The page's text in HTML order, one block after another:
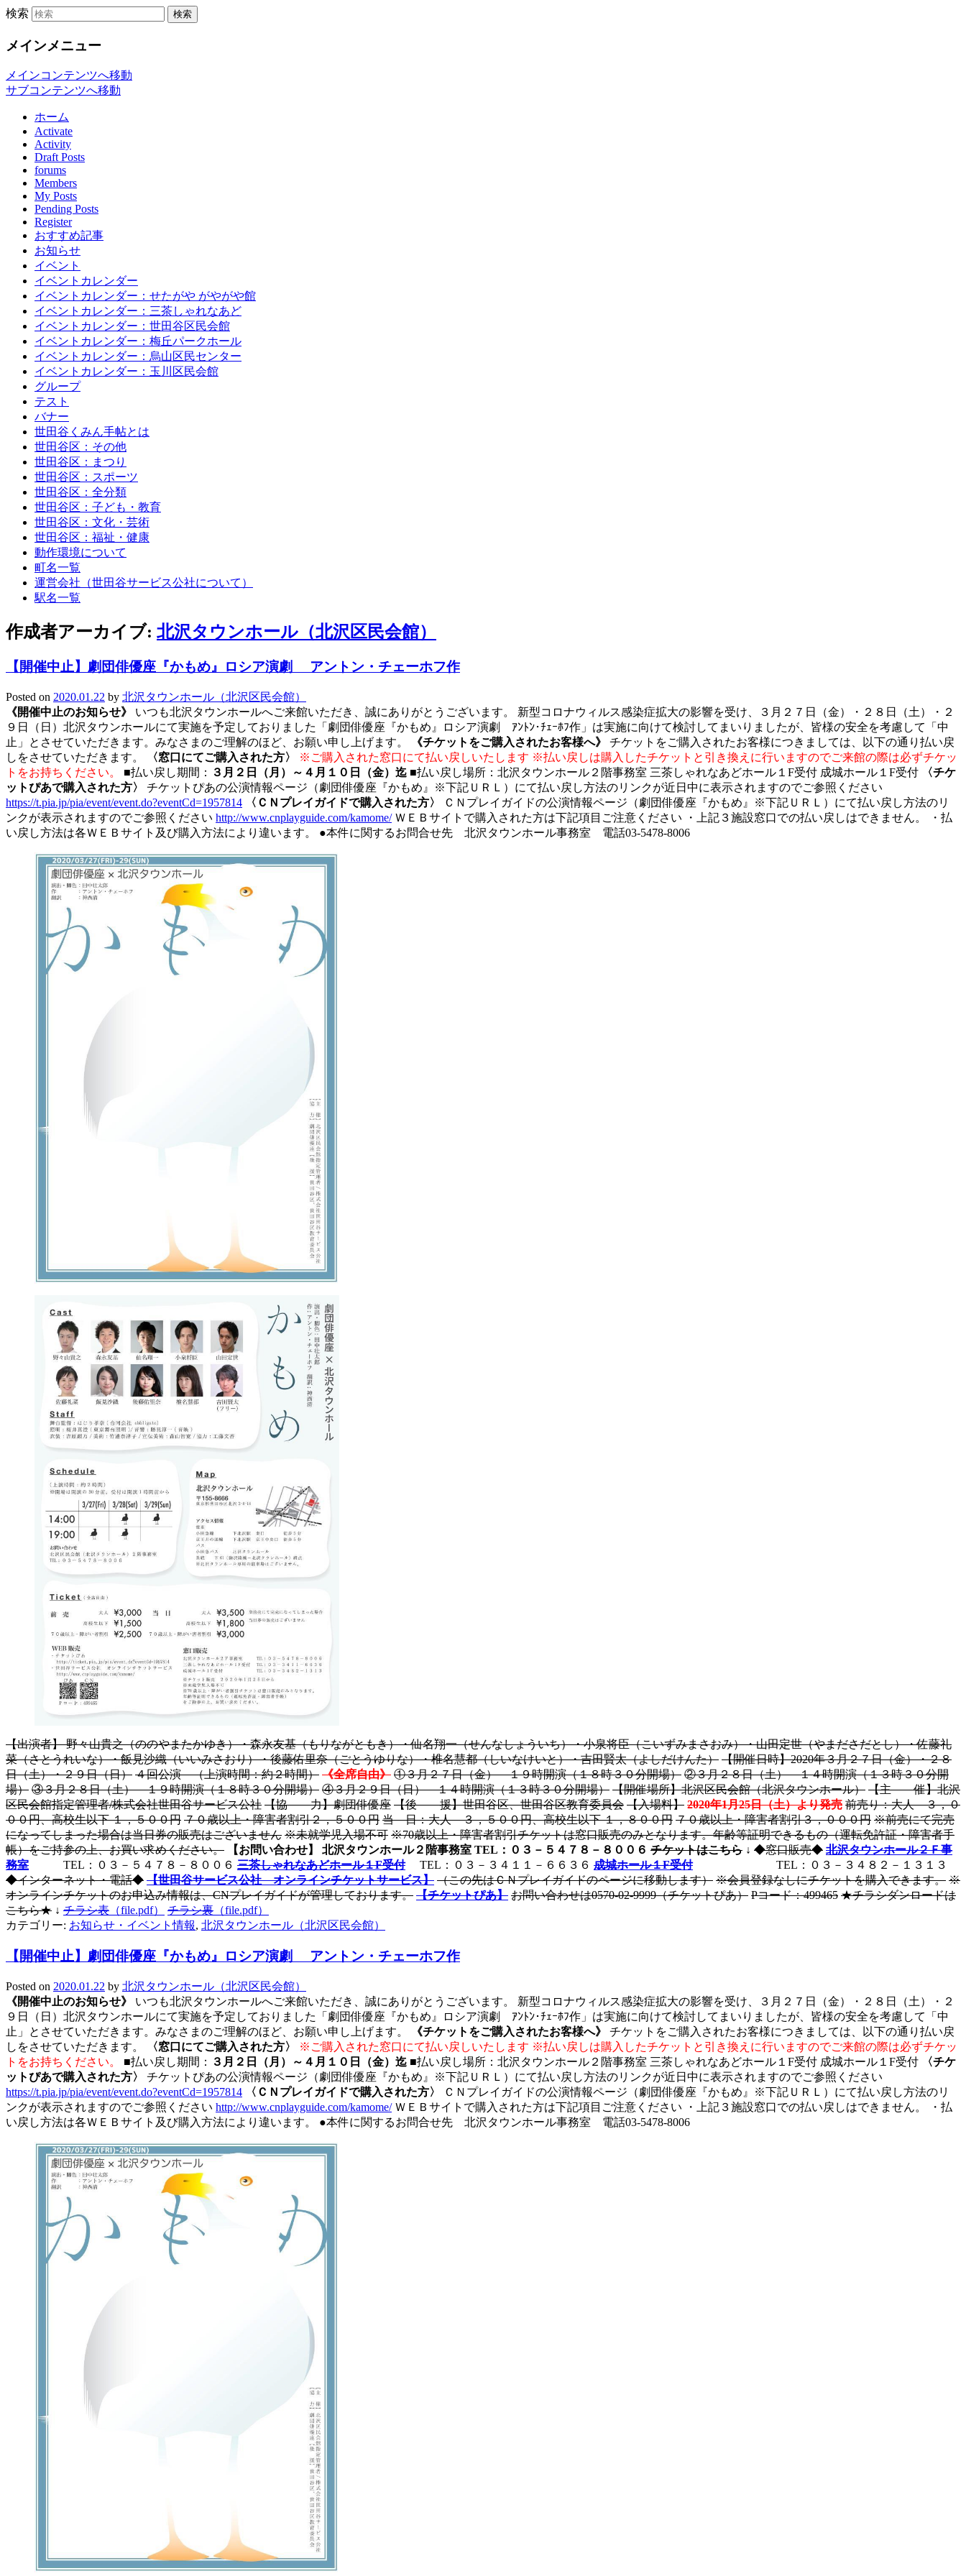
世田谷くみん手帖
ウェブサイトです。
検索
メインメニュー
メインコンテンツへ移動
サブコンテンツへ移動
ホーム
Activate
Activity
Draft Posts
forums
Members
My Posts
Pending Posts
Register
おすすめ記事
お知らせ
イベント
イベントカレンダー
イベントカレンダー：せたがや がやがや館
イベントカレンダー：三茶しゃれなあど
イベントカレンダー：世田谷区民会館
イベントカレンダー：梅丘パークホール
イベントカレンダー：烏山区民センター
イベントカレンダー：玉川区民会館
グループ
テスト
バナー
世田谷くみん手帖とは
世田谷区：その他
世田谷区：まつり
世田谷区：スポーツ
世田谷区：全分類
世田谷区：子ども・教育
世田谷区：文化・芸術
世田谷区：福祉・健康
動作環境について
町名一覧
運営会社（世田谷サービス公社について）
駅名一覧
作成者アーカイブ: 北沢タウンホール（北沢区民会館）
【開催中止】劇団俳優座『かもめ』ロシア演劇 アントン・チェーホフ作
Posted on 2020.01.22 by 北沢タウンホール（北沢区民会館）
《開催中止のお知らせ》
いつも北沢タウンホールへご来館いただき、誠にありがとうございます。 新型コロナウィルス感染症拡大の影響を受け、３月２７日（金）・２８日（土）・２
９日（日）北沢タウンホールにて実施を予定しておりました「劇団俳優座『かもめ』ロシア演劇 ｱﾝﾄﾝ･ﾁｪｰﾎﾌ作」は実施に向けて検討してまいりましたが、皆様の安全を考慮して「中
止」とさせていただきます。みなさまのご理解のほど、お願い申し上げます。
《チケットをご購入されたお客様へ》 チケットをご購入されたお客様につきましては、以下の通り払い戻
しをさせていただきます。
〈窓口にてご購入された方〉
※ご購入された窓口にて払い戻しいたします ※払い戻しは購入したチケットと引き換えに行いますのでご来館の際は必ずチケッ
トをお持ちください。
■払い戻し期間： ３月２日（月）～４月１０日（金）迄 ■払い戻し場所：北沢タウンホール２階事務室 三茶しゃれなあどホール１F受付 成城ホール１F受付
〈チケ
ットぴあで購入された方〉
チケットぴあの公演情報ページ（劇団俳優座『かもめ』※下記ＵＲＬ）にて払い戻し方法のリンクが近日中に表示されますのでご参照ください
https://t.pia.jp/pia/event/event.do?eventCd=1957814
〈ＣＮプレイガイドで購入された方〉
ＣＮプレイガイドの公演情報ページ（劇団俳優座『かもめ』※下記ＵＲＬ）にて払い戻し方法のリ
ンクが表示されますのでご参照ください http://www.cnplayguide.com/kamome/ＷＥＢサイトで購入された方は下記項目ご注意ください ・上記３施設窓口での払い戻しはできません。 ・払
い戻し方法は各ＷＥＢサイト及び購入方法により違います。 ●本件に関するお問合せ先 北沢タウンホール事務室 電話03-5478-8006
【出演者】 野々山貴之（ののやまたかゆき）・森永友基（もりながともき）・仙名翔一（せんなしょういち）・小泉将臣（こいずみまさおみ）・山田定世（やまださだとし）・佐藤礼
菜（さとうれいな）・飯見沙織（いいみさおり）・後藤佑里奈（ごとうゆりな）・椎名慧都（しいなけいと）・吉田賢太（よしだけんた） 【開催日時】2020年３月２７日（金）・２８
日（土）・２９日（日） ４回公演 （上演時間：約２時間） 《全席自由》 ①３月２７日（金） １９時開演（１８時３０分開場） ②３月２８日（土） １４時開演（１３時３０分開
場） ③３月２８日（土） １９時開演（１８時３０分開場） ④３月２９日（日） １４時開演（１３時３０分開場） 【開催場所】北沢区民会館（北沢タウンホール） 【主 催】北沢
区民会館指定管理者/株式会社世田谷サービス公社 【協 力】劇団俳優座 【後 援】世田谷区、世田谷区教育委員会 【入場料】 2020年1月25日（土）より発売 前売り：大人 ３，０
００円、高校生以下 １，５００円 ７０歳以上・障害者割引２，５００円 当 日：大人 ３，５００円、高校生以下 １，８００円 ７０歳以上・障害者割引３，０００円 ※前売にて完売
になってしまった場合は当日券の販売はございません ※未就学児入場不可 ※70歳以上・障害者割引チケットは窓口販売のみとなります。年齢等証明できるもの（運転免許証・障害者手
帳）をご持参の上、お買い求めください。
【お問い合わせ】 北沢タウンホール２階事務室 TEL：０３－５４７８－８００６ チケットはこちら ↓ ◆窓口販売◆ 北沢タウンホール２Ｆ事
務室 TEL：０３－５４７８－８００６ 三茶しゃれなあどホール１F受付 TEL：０３－３４１１－６６３６ 成城ホール１F受付TEL：０３－３４８２－１３１３
◆インターネット・電話◆ 【世田谷サービス公社 オンラインチケットサービス】 （この先はＣＮプレイガイドのページに移動します） ※会員登録なしにチケットを購入できます。 ※
オンラインチケットのお申込み情報は、CNプレイガイドが管理しております。 【チケットぴあ】 お問い合わせは0570-02-9999（チケットぴあ） Pコード：499465 ★チラシダンロードは
こちら★ ↓ チラシ表 （file.pdf） チラシ裏 （file.pdf）
カテゴリー: お知らせ・イベント情報, 北沢タウンホール（北沢区民会館）
【開催中止】劇団俳優座『かもめ』ロシア演劇 アントン・チェーホフ作
Posted on 2020.01.22 by 北沢タウンホール（北沢区民会館）
《開催中止のお知らせ》
いつも北沢タウンホールへご来館いただき、誠にありがとうございます。 新型コロナウィルス感染症拡大の影響を受け、３月２７日（金）・２８日（土）・２
９日（日）北沢タウンホールにて実施を予定しておりました「劇団俳優座『かもめ』ロシア演劇 ｱﾝﾄﾝ･ﾁｪｰﾎﾌ作」は実施に向けて検討してまいりましたが、皆様の安全を考慮して「中
止」とさせていただきます。みなさまのご理解のほど、お願い申し上げます。
《チケットをご購入されたお客様へ》 チケットをご購入されたお客様につきましては、以下の通り払い戻
しをさせていただきます。
〈窓口にてご購入された方〉
※ご購入された窓口にて払い戻しいたします ※払い戻しは購入したチケットと引き換えに行いますのでご来館の際は必ずチケッ
トをお持ちください。
■払い戻し期間： ３月２日（月）～４月１０日（金）迄 ■払い戻し場所：北沢タウンホール２階事務室 三茶しゃれなあどホール１F受付 成城ホール１F受付
〈チケ
ットぴあで購入された方〉
チケットぴあの公演情報ページ（劇団俳優座『かもめ』※下記ＵＲＬ）にて払い戻し方法のリンクが近日中に表示されますのでご参照ください
https://t.pia.jp/pia/event/event.do?eventCd=1957814
〈ＣＮプレイガイドで購入された方〉
ＣＮプレイガイドの公演情報ページ（劇団俳優座『かもめ』※下記ＵＲＬ）にて払い戻し方法のリ
ンクが表示されますのでご参照ください http://www.cnplayguide.com/kamome/ＷＥＢサイトで購入された方は下記項目ご注意ください ・上記３施設窓口での払い戻しはできません。 ・払
い戻し方法は各ＷＥＢサイト及び購入方法により違います。 ●本件に関するお問合せ先 北沢タウンホール事務室 電話03-5478-8006